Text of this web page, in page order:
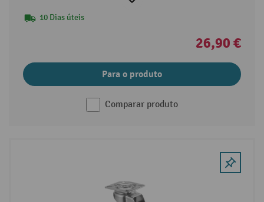
10 Dias úteis
26,90 €
Para o produto
Comparar produto